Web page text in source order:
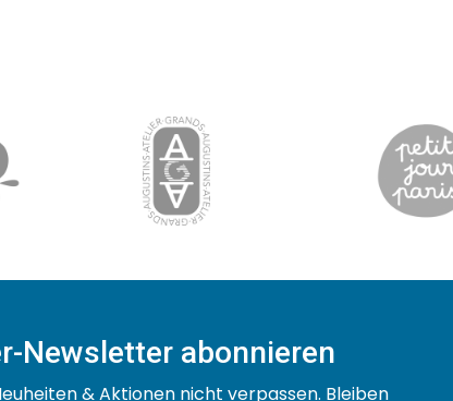
Newsletter abonnieren
& Aktionen nicht verpassen. Bleiben